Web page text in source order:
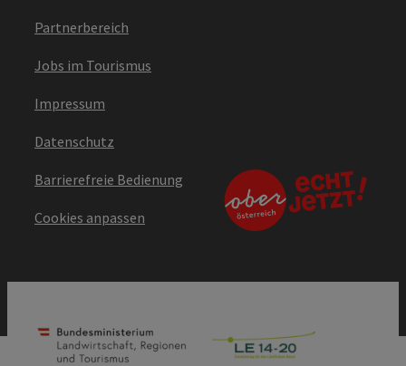
Partnerbereich
Jobs im Tourismus
Impressum
Datenschutz
Barrierefreie Bedienung
Cookies anpassen